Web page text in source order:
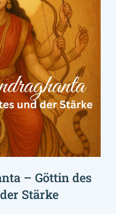
– Göttin des
Stärke